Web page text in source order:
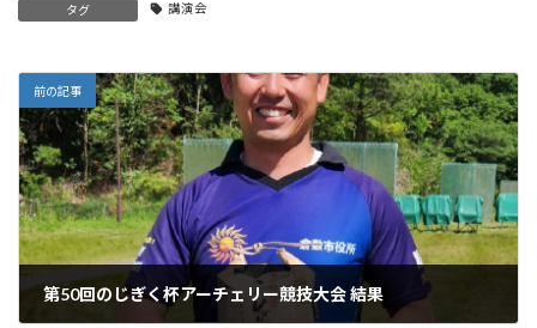
タグ 講演会
前の記事
第50回のじぎく杯アーチェリー競技大会 結果